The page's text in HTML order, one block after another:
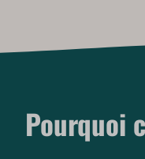
Pourquoi